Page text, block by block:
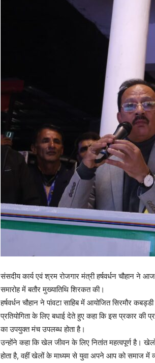
संसदीय कार्य एवं श्रम रोजगार मंत्री हर्षवर्धन चौहान ने
समारोह में बतौर मुख्यातिथि शिरकत की।
हर्षवर्धन चौहान ने पांवटा साहिब में आयोजित सिरमौर
प्रतियोगिता के लिए बधाई देते हुए कहा कि इस प्रकार की
का उपयुक्त मंच उपलब्ध होता है।
उन्होंने कहा कि खेल जीवन के लिए नितांत महत्वपूर्ण है।
होता है, वहीं खेलों के माध्यम से युवा अपने आप को समाज